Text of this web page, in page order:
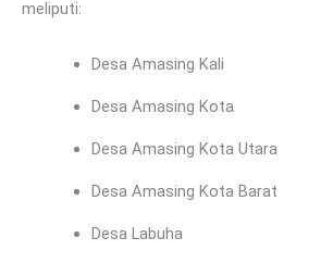
meliputi:
Desa Amasing Kali
Desa Amasing Kota
Desa Amasing Kota Utara
Desa Amasing Kota Barat
Desa Labuha